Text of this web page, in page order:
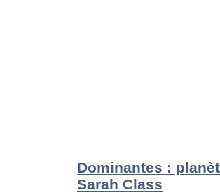
Dominantes :
Sarah Class